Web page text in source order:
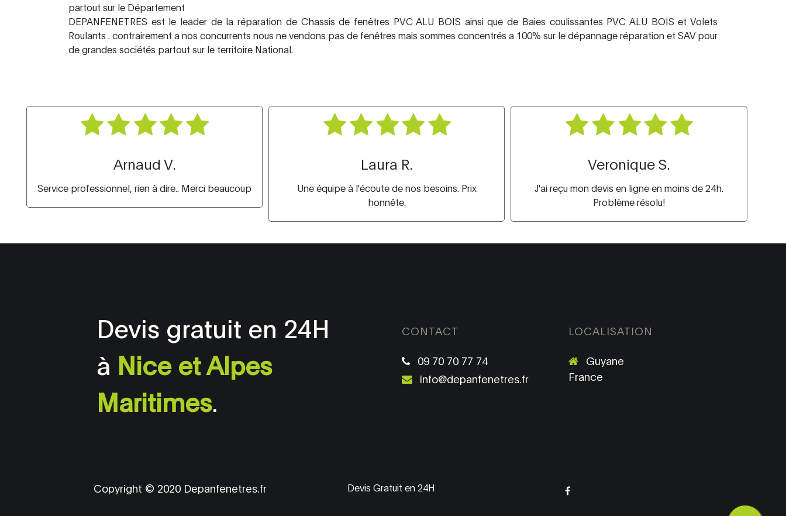
partout sur le Département
DEPANFENETRES est le leader de la réparation de Chassis de fenêtres PVC ALU BOIS ainsi que de Baies coulissantes PVC ALU BOIS et Volets
Roulants . contrairement a nos concurrents nous ne vendons pas de fenêtres mais sommes concentrés a 100% sur le dépannage réparation et SAV pour
de grandes sociétés partout sur le territoire National.
Arnaud V.
Service professionnel, rien à dire.. Merci beaucoup
Laura R.
Une équipe à l'écoute de nos besoins. Prix
honnête.
Veronique S.
J'ai reçu mon devis en ligne en moins de 24h.
Problème résolu!
Devis gratuit en 24H
à Nice et Alpes
Maritimes.
CONTACT
09 70 70 77 74
info@depanfenetres.fr
LOCALISATION
Guyane
France
Copyright © 2020 Depanfenetres.fr Devis Gratuit en 24H